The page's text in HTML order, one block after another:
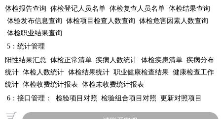
体检报告查询 体检登记人员名单 体检复查人员名单 体检结果查询
体验发布信息查询 体检项目检查人数查询 体检危害因素人数查询
体检职业结果查询
5：统计管理
阳性结果汇总 体检正常清单 疾病人数统计 体检疾患清单 疾病分布
统计 体检人数统计 体检结果统计 职业健康检查结果 健康检查工作
统计 体检收费统计报表 体检未收费统计报表
6：接口管理： 检验项目对照 检验组合项目对照 更新对照项目